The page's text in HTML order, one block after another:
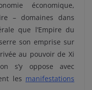
économique,
– domaines dans
que l’Empire du
son emprise sur
au pouvoir de Xi
s’y oppose avec
les manifestations